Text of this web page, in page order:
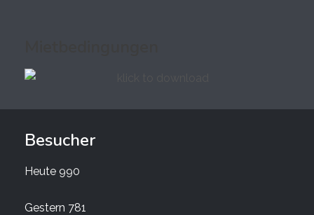
Besucher
Heute 990
Gestern 781